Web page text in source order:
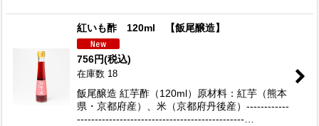
紅いも酢 120ml 【飯尾醸造】
756円(税込)
在庫数 18
飯尾醸造 紅芋酢（120ml）原材料：紅芋（熊本
県・京都府産）、米（京都府丹後産）------------
-----------------------------------------------…